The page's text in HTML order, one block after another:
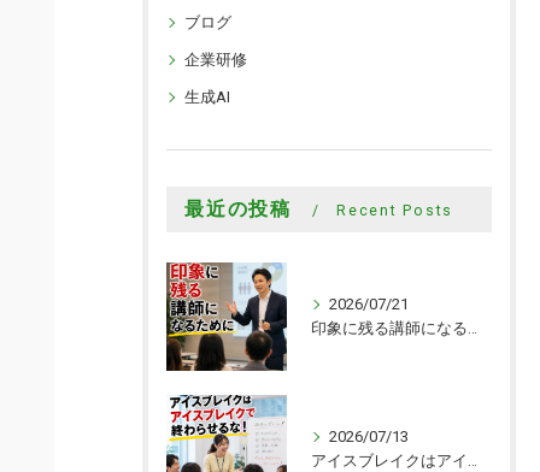
ブログ
企業研修
生成AI
最近の投稿 Recent Posts
2026/07/21
印象に残る講師になるために
2026/07/13
アイスブレイクはアイスブレイクで終わらせるな！